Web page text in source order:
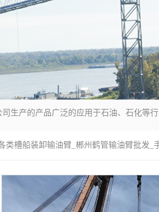
类槽船装卸输油臂_郴州鹤管输油臂批发_